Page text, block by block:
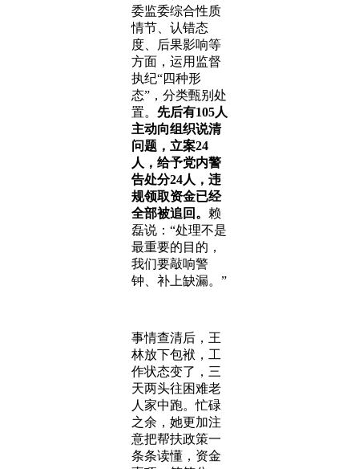
委监委综合性质
情节、认错态
度、后果影响等
方面，运用监督
执纪“四种形
态”，分类甄别处
置。 先后有105人
主动向组织说清
问题，立案24
人，给予党内警
告处分24人，违
规领取资金已经
全部被追回。 赖
磊说：“处理不是
最重要的目的，
我们要敲响警
钟、补上缺漏。”
事情查清后，王
林放下包袱，工
作状态变了，三
天两头往困难老
人家中跑。忙碌
之余，她更加注
意把帮扶政策一
条条读懂，资金